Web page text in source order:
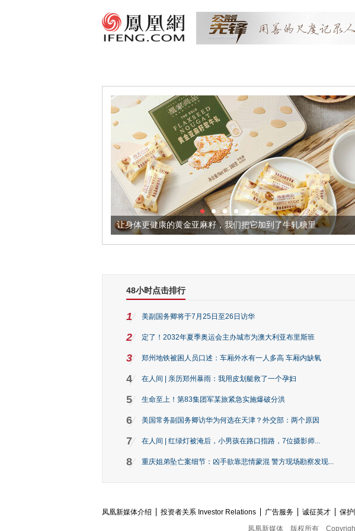
让身体更健康的黄金亚麻籽，我们把它加到了牛轧糖里
48小时点击排行
1 美副国务卿将于7月25日至26日访华
2 定了！2032年夏季奥运会主办城市为澳大利亚布里斯班
3 郑州地铁被困人员口述：车厢外水有一人多高 车厢内缺氧
4 在人间 | 亲历郑州暴雨：我用皮划艇救了一个孕妇
5 生命至上！第83集团军某旅紧急实施爆破分洪
6 美国常务副国务卿访华为何选在天津？外交部：两个原因
7 在人间 | 红绿灯被淹后，小男孩在路口指路，7位摄影师...
8 重庆姐弟坠亡案细节：凶手欲靠悲情蒙混 警方现场勘察发现...
凤凰新媒体介绍 投资者关系 Investor Relations 广告服务 诚征英才 保护
凤凰新媒体
版权所有